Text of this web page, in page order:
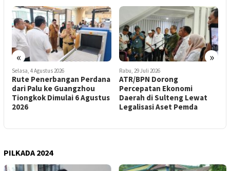
« »
Rabu, 29 Juli 2026
ATR/BPN Dorong
Percepatan Ekonomi
Daerah di Sulteng Lewat
Legalisasi Aset Pemda
Rabu, 29 Juli 2026
Fokus Utama Penyelesaian
KPK di Sulteng: Pelayanan
Publik, Pengelolaan Aset
Pemda dan Pendapatan
PILKADA 2024